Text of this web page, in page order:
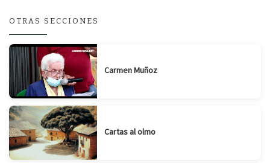
OTRAS SECCIONES
Carmen Muñoz
Cartas al olmo